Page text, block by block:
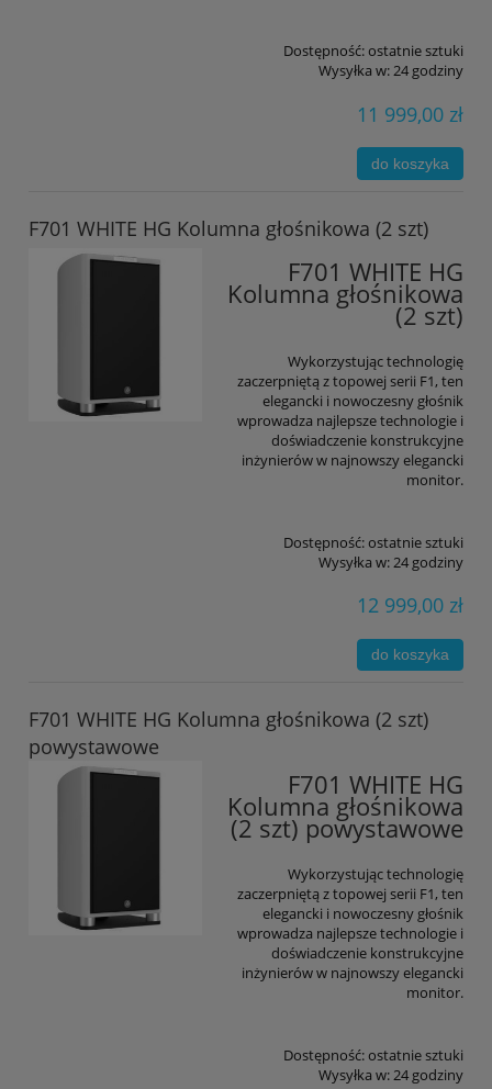
Dostępność:ostatnie sztuki
Wysyłka w:24 godziny
11 999,00 zł
do koszyka
F701 WHITE HG Kolumna głośnikowa (2 szt)
F701 WHITE HG
Kolumna głośnikowa
(2 szt)
Wykorzystując technologię
zaczerpniętą z topowej serii F1, ten
elegancki i nowoczesny głośnik
wprowadza najlepsze technologie i
doświadczenie konstrukcyjne
inżynierów w najnowszy elegancki
monitor.
Dostępność:ostatnie sztuki
Wysyłka w: 24 godziny
12 999,00 zł
do koszyka
F701 WHITE HG Kolumna głośnikowa (2 szt)
powystawowe
F701 WHITE HG
Kolumna głośnikowa
(2 szt) powystawowe
Wykorzystując technologię
zaczerpniętą z topowej serii F1, ten
elegancki i nowoczesny głośnik
wprowadza najlepsze technologie i
doświadczenie konstrukcyjne
inżynierów w najnowszy elegancki
monitor.
Dostępność:ostatnie sztuki
Wysyłka w:24 godziny